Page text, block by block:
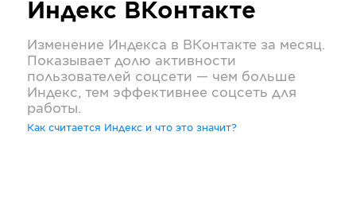
Индекс ВКонтакте
Изменение Индекса в ВКонтакте за месяц.
Показывает долю активности
пользователей соцсети — чем больше
Индекс, тем эффективнее соцсеть для
работы.
Как считается Индекс и что это значит?